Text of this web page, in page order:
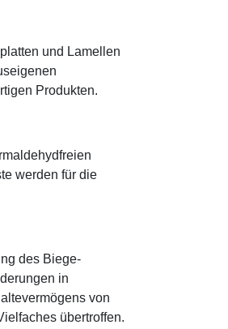
und Lamellen
Produkten.
werden für die
des Biege-
in
von
übertroffen.